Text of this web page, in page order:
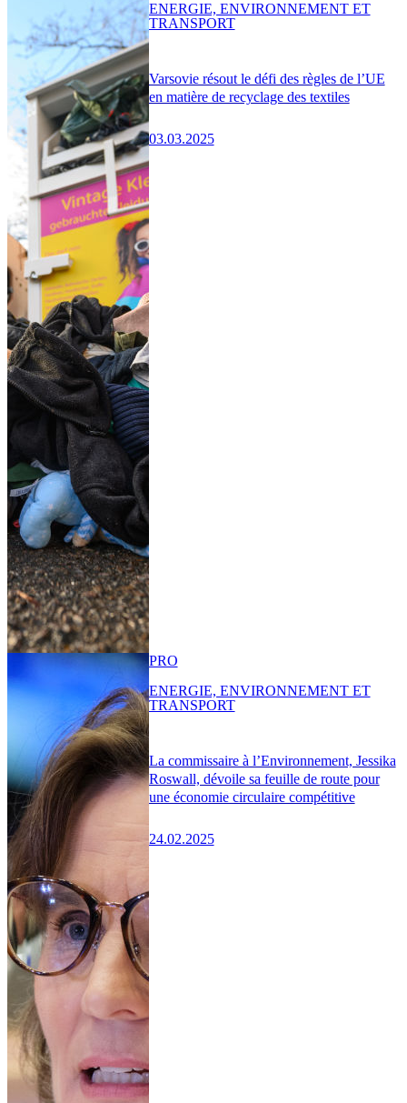
Varsovie résout le défi des règles de l’UE
en matière de recyclage des textiles
03.03.2025
ENERGIE, ENVIRONNEMENT ET
TRANSPORT
La commissaire à l’Environnement, Jessika
Roswall, dévoile sa feuille de route pour
une économie circulaire compétitive
24.02.2025
PRO
ENERGIE, ENVIRONNEMENT ET
TRANSPORT